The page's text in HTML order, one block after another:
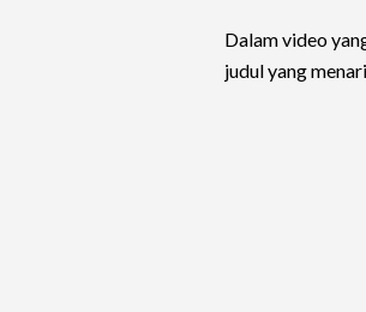
Dalam video
judul yang